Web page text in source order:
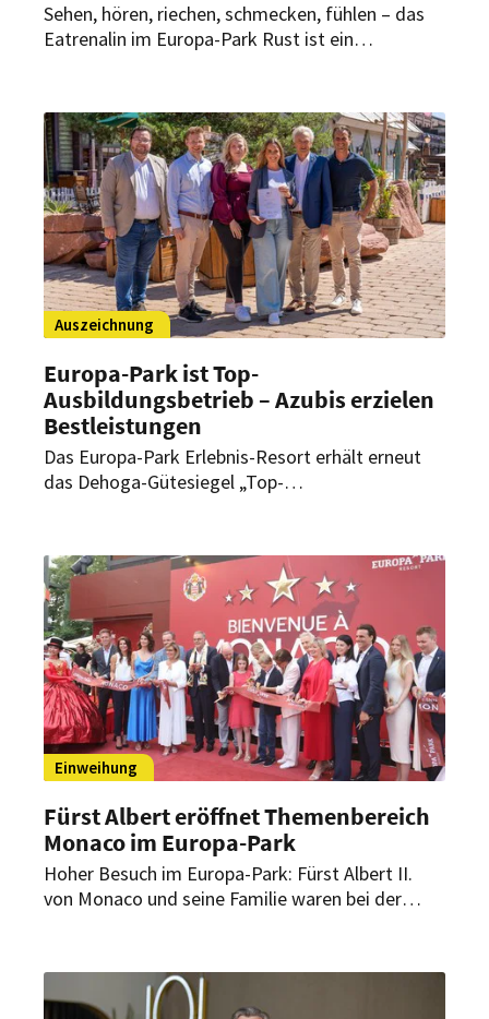
Sehen, hören, riechen, schmecken, fühlen – das
Eatrenalin im Europa-Park Rust ist ein
durchqueren nicht nur verschiedene Räume,
sondern auch verschiedene Genusswelten. Ab
Mai wartet dabei eine neue Menü-Komposition
auf die Besucher.
Auszeichnung
Europa-Park ist Top-
Ausbildungsbetrieb – Azubis erzielen
Bestleistungen
Das Europa-Park Erlebnis-Resort erhält erneut
das Dehoga-Gütesiegel „Top-
und Abschlussprüfungen.
Einweihung
Fürst Albert eröffnet Themenbereich
Monaco im Europa-Park
Hoher Besuch im Europa-Park: Fürst Albert II.
von Monaco und seine Familie waren bei der